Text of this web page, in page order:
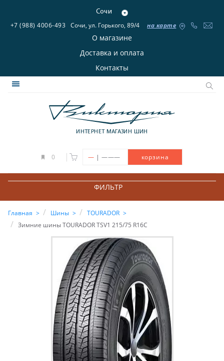
Сочи
+7 (988) 4006-493 Сочи, ул. Горького, 89/4 на карте
О магазине
Доставка и оплата
Контакты
ИНТЕРНЕТ МАГАЗИН ШИН
0 — | ——— корзина
ФИЛЬТР
Главная Шины
TOURADOR
Зимние шины TOURADOR TSV1 215/75 R16C